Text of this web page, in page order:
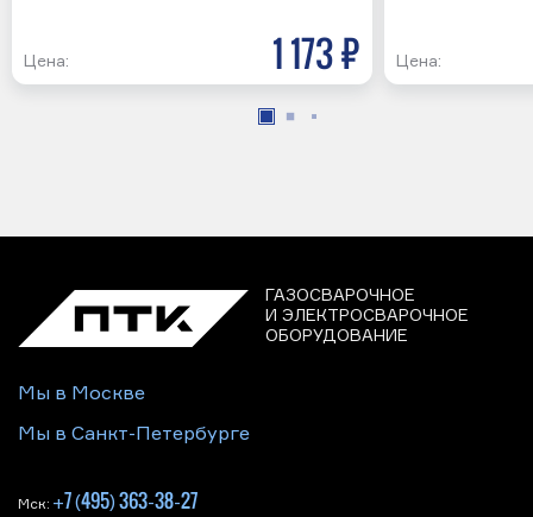
Цена: 1 173 р Цена:
ГАЗОСВАРОЧНОЕ
И ЭЛЕКТРОСВАРОЧНОЕ
ОБОРУДОВАНИЕ
Мы в Москве
Мы в Санкт-Петербурге
Мск: +7 (495) 363-38-27